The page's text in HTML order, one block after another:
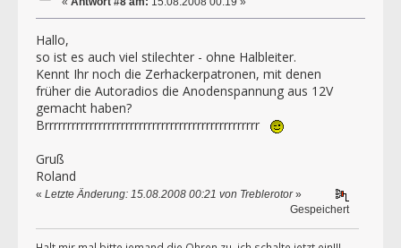
Hallo,
so ist es auch viel stilechter - ohne Halbleiter.
Kennt Ihr noch die Zerhackerpatronen, mit denen
früher die Autoradios die Anodenspannung aus 12V
gemacht haben?
Brrrrrrrrrrrrrrrrrrrrrrrrrrrrrrrrrrrrrrrrrrrrrrrr
Gruß
Roland
« Letzte Änderung: 15.08.2008 00:21 von Treblerotor»
Gespeichert